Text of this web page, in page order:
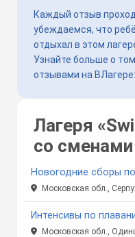
Каждый отзыв
убеждаемся, что
отдыхал в этом
Узнайте больше о
отзывами на ВЛагере:
Лагеря
со сменами
Московская обл.,
Московская обл.,